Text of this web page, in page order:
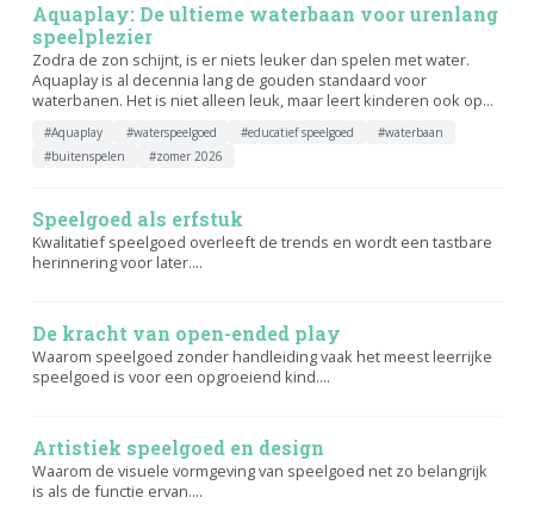
Aquaplay: De ultieme waterbaan voor urenlang
speelplezier
Zodra de zon schijnt, is er niets leuker dan spelen met water.
Aquaplay is al decennia lang de gouden standaard voor
waterbanen. Het is niet alleen leuk, maar leert kinderen ook op...
#Aquaplay #waterspeelgoed #educatief speelgoed
#waterbaan
#buitenspelen
#zomer 2026
Speelgoed als erfstuk
Kwalitatief speelgoed overleeft de trends en wordt een tastbare
herinnering voor later....
De kracht van open-ended play
Waarom speelgoed zonder handleiding vaak het meest leerrijke
speelgoed is voor een opgroeiend kind....
Artistiek speelgoed en design
Waarom de visuele vormgeving van speelgoed net zo belangrijk
is als de functie ervan....